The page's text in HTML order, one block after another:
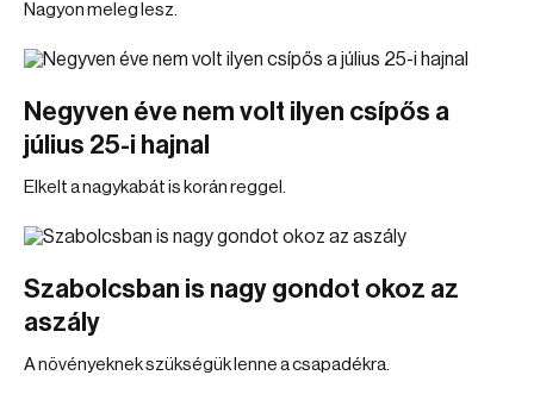
Nagyon meleg lesz.
Negyven éve nem volt ilyen csípős a
július 25-i hajnal
Elkelt a nagykabát is korán reggel.
Szabolcsban is nagy gondot okoz az
aszály
A növényeknek szükségük lenne a csapadékra.